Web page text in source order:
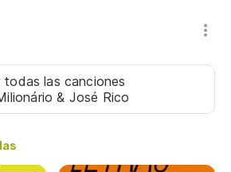
todas las canciones
& José Rico